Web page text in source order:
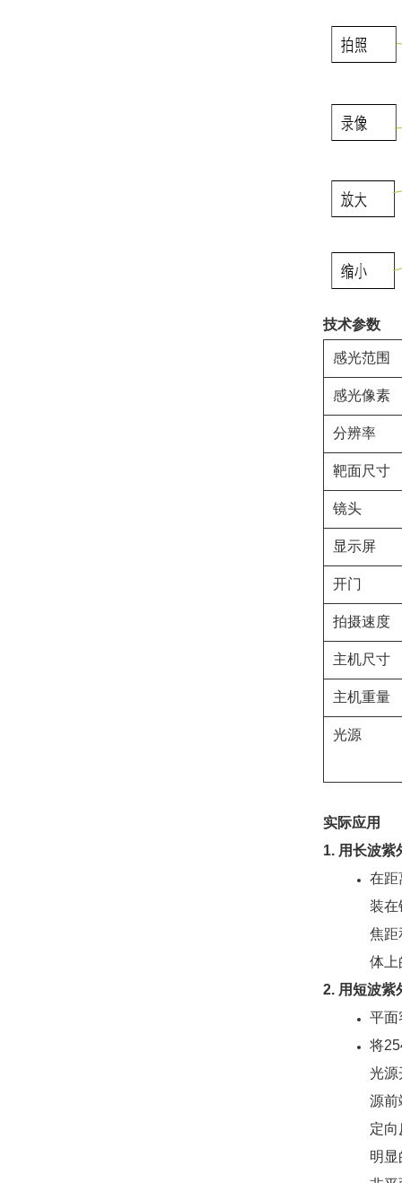
技术参数
感光范围
感光像素
分辨率
靶面尺寸
镜头
显示屏
开门
拍摄速度
主机尺寸
主机重量
光源
实际应用
1. 用长波紫
在距
装在
焦距
体上
2. 用短波紫
平面
将
光源
源前
定
明